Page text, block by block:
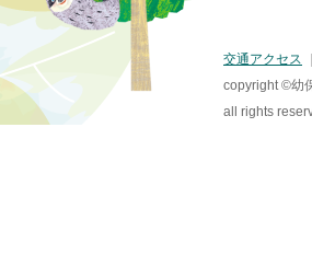
交通アクセス
copyright ©幼
all rights